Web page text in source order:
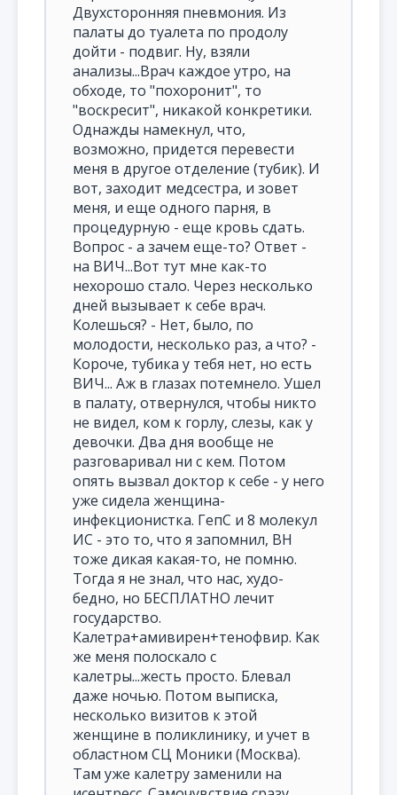
Двухсторонняя пневмония. Из
палаты до туалета по продолу
дойти - подвиг. Ну, взяли
анализы...Врач каждое утро, на
обходе, то "похоронит", то
"воскресит", никакой конкретики.
Однажды намекнул, что,
возможно, придется перевести
меня в другое отделение (тубик). И
вот, заходит медсестра, и зовет
меня, и еще одного парня, в
процедурную - еще кровь сдать.
Вопрос - а зачем еще-то? Ответ -
на ВИЧ...Вот тут мне как-то
нехорошо стало. Через несколько
дней вызывает к себе врач.
Колешься? - Нет, было, по
молодости, несколько раз, а что? -
Короче, тубика у тебя нет, но есть
ВИЧ... Аж в глазах потемнело. Ушел
в палату, отвернулся, чтобы никто
не видел, ком к горлу, слезы, как у
девочки. Два дня вообще не
разговаривал ни с кем. Потом
опять вызвал доктор к себе - у него
уже сидела женщина-
инфекционистка. ГепС и 8 молекул
ИС - это то, что я запомнил, ВН
тоже дикая какая-то, не помню.
Тогда я не знал, что нас, худо-
бедно, но БЕСПЛАТНО лечит
государство.
Калетра+амивирен+тенофвир. Как
же меня полоскало с
калетры...жесть просто. Блевал
даже ночью. Потом выписка,
несколько визитов к этой
женщине в поликлинику, и учет в
областном СЦ Моники (Москва).
Там уже калетру заменили на